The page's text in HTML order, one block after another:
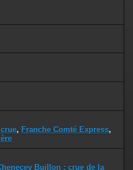
crue, Franche Comté Express,
Buillon : crue de la